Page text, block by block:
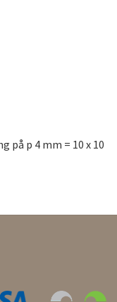
på p 4 mm = 10 x 10